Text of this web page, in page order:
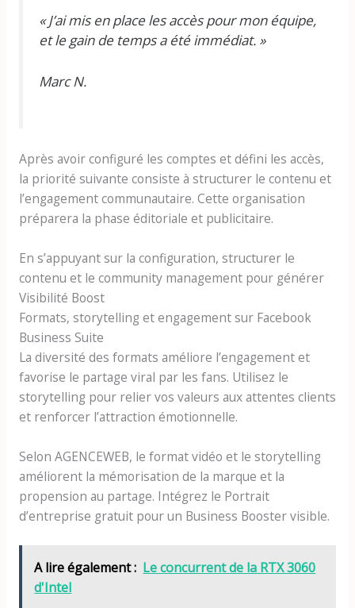
« J’ai mis en place les accès pour mon équipe,
et le gain de temps a été immédiat. »
Marc N.
Après avoir configuré les comptes et défini les accès,
la priorité suivante consiste à structurer le contenu et
l’engagement communautaire. Cette organisation
préparera la phase éditoriale et publicitaire.
En s’appuyant sur la configuration, structurer le
contenu et le community management pour générer
Visibilité Boost
Formats, storytelling et engagement sur Facebook
Business Suite
La diversité des formats améliore l’engagement et
favorise le partage viral par les fans. Utilisez le
storytelling pour relier vos valeurs aux attentes clients
et renforcer l’attraction émotionnelle.
Selon AGENCEWEB, le format vidéo et le storytelling
améliorent la mémorisation de la marque et la
propension au partage. Intégrez le Portrait
d’entreprise gratuit pour un Business Booster visible.
A lire également : Le concurrent de la RTX 3060
d'Intel